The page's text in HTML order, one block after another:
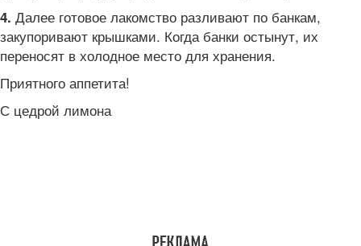
4. Далее готовое лакомство разливают по банкам,
закупоривают крышками. Когда банки остынут, их
переносят в холодное место для хранения.
Приятного аппетита!
С цедрой лимона